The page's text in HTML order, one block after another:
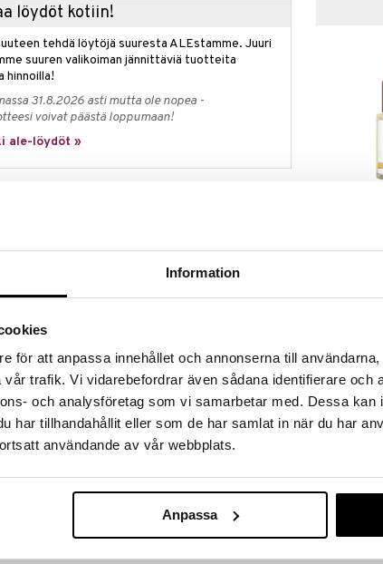
Information
för att anpassa innehållet och annonserna till
trafik. Vi vidarebefordrar även sådana identifierare och
och analysföretag som vi samarbetar med. Dessa kan
har tillhandahållit eller som de har samlat in när du har
användande av vår webbplats.
Anpassa
löydöt kotiin!
tehdä löytöjä suuresta ALEstamme. Juuri
suuren valikoiman jännittäviä tuotteita
hinnoilla!
31.8.2026 asti mutta ole nopea -
voivat päästä loppumaan!
ale-löydöt »
Tint on sävytysneste, joka lisää yksilöllisen sävyn
jotka imeytyvät ihoon ja antavat täysin
vaan raikastaa sitä.
raikkaammalta
käyttää yhdessä minkä tahansa päivällä
kanssa.
ja levitä seos kasvoille ja kaulalle.
itse sekoitussuhteesta riippuen.